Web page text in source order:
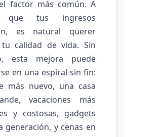
factor más común. A
que tus ingresos
es natural querer
calidad de vida. Sin
esta mejora puede
en una espiral sin fin:
más nuevo, una casa
vacaciones más
y costosas, gadgets
generación, y cenas en